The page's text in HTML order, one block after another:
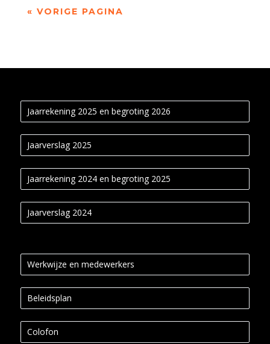
« VORIGE PAGINA
Jaarrekening 2025 en begroting 2026
Jaarverslag 2025
Jaarrekening 2024 en begroting 2025
Jaarverslag 2024
Werkwijze en medewerkers
Beleidsplan
Colofon